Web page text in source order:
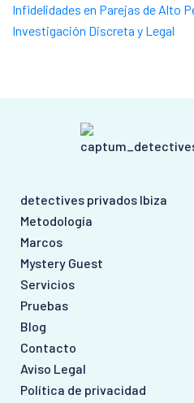
Infidelidades en Parejas de Alto
Investigación Discreta y Legal
detectives privados Ibiza
Metodología
Marcos
Mystery Guest
Servicios
Pruebas
Blog
Contacto
Aviso Legal
Política de privacidad